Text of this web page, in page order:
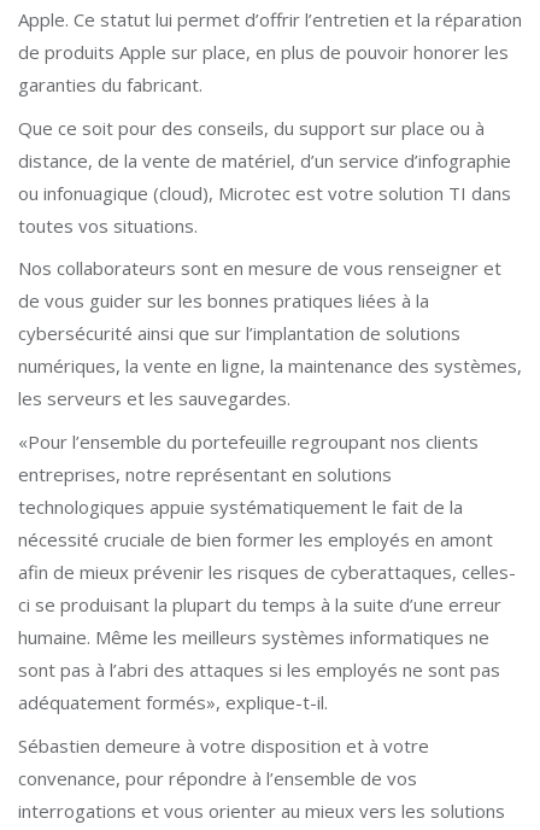
Apple. Ce statut lui permet d’offrir l’entretien et la réparation
de produits Apple sur place, en plus de pouvoir honorer les
garanties du fabricant.
Que ce soit pour des conseils, du support sur place ou à
distance, de la vente de matériel, d’un service d’infographie
ou infonuagique (cloud), Microtec est votre solution TI dans
toutes vos situations.
Nos collaborateurs sont en mesure de vous renseigner et
de vous guider sur les bonnes pratiques liées à la
cybersécurité ainsi que sur l’implantation de solutions
numériques, la vente en ligne, la maintenance des systèmes,
les serveurs et les sauvegardes.
«Pour l’ensemble du portefeuille regroupant nos clients
entreprises, notre représentant en solutions
technologiques appuie systématiquement le fait de la
nécessité cruciale de bien former les employés en amont
afin de mieux prévenir les risques de cyberattaques, celles-
ci se produisant la plupart du temps à la suite d’une erreur
humaine. Même les meilleurs systèmes informatiques ne
sont pas à l’abri des attaques si les employés ne sont pas
adéquatement formés», explique-t-il.
Sébastien demeure à votre disposition et à votre
convenance, pour répondre à l’ensemble de vos
interrogations et vous orienter au mieux vers les solutions